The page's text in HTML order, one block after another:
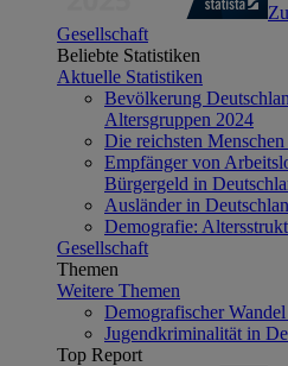
Gesellschaft
Beliebte Statistiken
Aktuelle Statistiken
Bevölkerung
Altersgruppen 2024
Die reichsten
Empfänger von
Bürgergeld in
Ausländer in
Demografie:
Gesellschaft
Themen
Weitere Themen
Demografischer
Jugendkriminalität in
Top Report